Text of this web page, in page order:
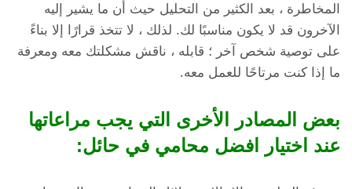
المخاطرة ، بعد الكثير من التحليل حيث أن ما يشير إليه
الآخرون قد لا يكون مناسبًا لك. لذلك ، لا تتخذ قرارًا إلا بناءً
على توصية شخص آخر ؛ قابله ، ناقش مشكلتك معه ومعرفة
ما إذا كنت مرتاحًا للعمل معه.
بعض المصادر الأخرى التي يجب مراعاتها
عند اختيار افضل محامي في حائل: